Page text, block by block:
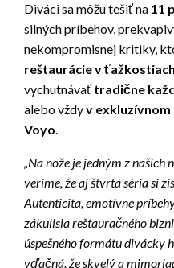
Diváci sa môžu tešiť na 11
silných príbehov,
nekompromisnej kritiky,
reštaurácie v ťažkostiach
vychutnávaťtradične
alebo vždyv
Voyo.
„Na nože je jedným z
veríme, že aj štvrtá séria si
Autenticita, emotívne
zákulisia reštauračného
úspešného formátu divácky
vďačná, že skvelý a